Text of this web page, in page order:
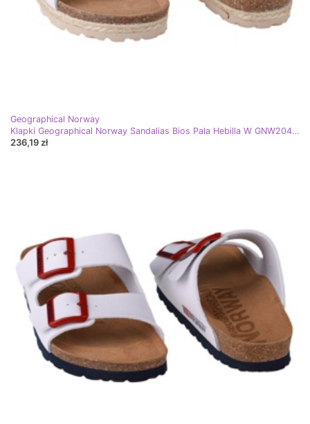
Geographical Norway
Klapki Geographical Norway Sandalias Bios Pala Hebilla W GNW20419-17 białe
236,19 zł